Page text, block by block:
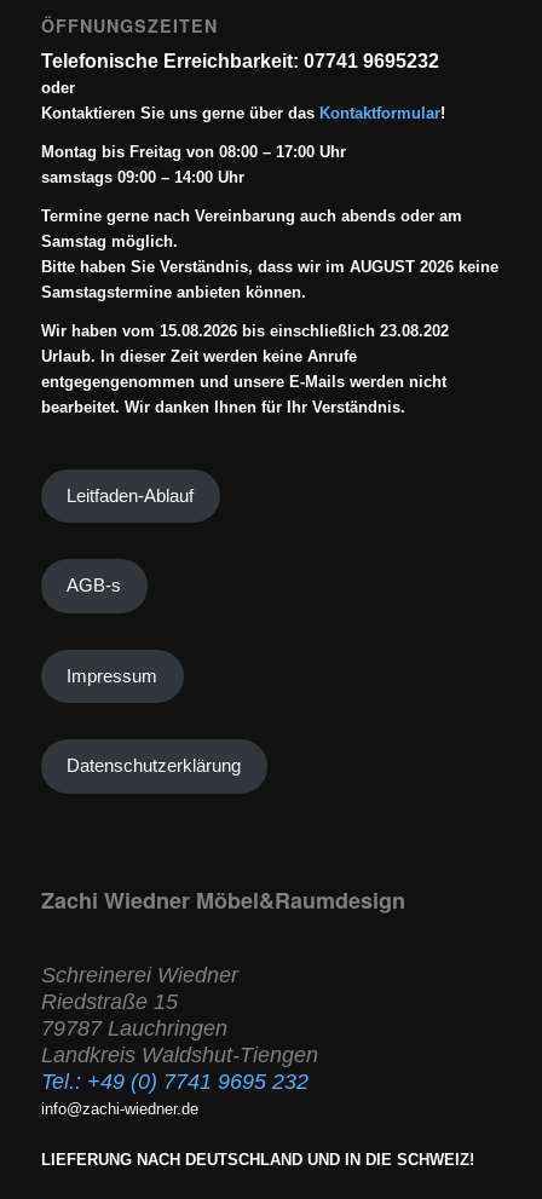
ÖFFNUNGSZEITEN
Telefonische Erreichbarkeit: 07741 9695232
oder
Kontaktieren Sie uns gerne über das Kontaktformular!
Montag bis Freitag von 08:00 – 17:00 Uhr
samstags 09:00 – 14:00 Uhr
Termine gerne nach Vereinbarung auch abends oder am
Samstag möglich.
Bitte haben Sie Verständnis, dass wir im AUGUST 2026 keine
Samstagstermine anbieten können.
Wir haben vom 15.08.2026 bis einschließlich 23.08.202
Urlaub. In dieser Zeit werden keine Anrufe
entgegengenommen und unsere E-Mails werden nicht
bearbeitet. Wir danken Ihnen für Ihr Verständnis.
Leitfaden-Ablauf
AGB-s
Impressum
Datenschutzerklärung
Zachi Wiedner Möbel&Raumdesign
Schreinerei Wiedner
Riedstraße 15
79787 Lauchringen
Landkreis Waldshut-Tiengen
Tel.: +49 (0) 7741 9695 232
info@zachi-wiedner.de
LIEFERUNG NACH DEUTSCHLAND UND IN DIE SCHWEIZ!